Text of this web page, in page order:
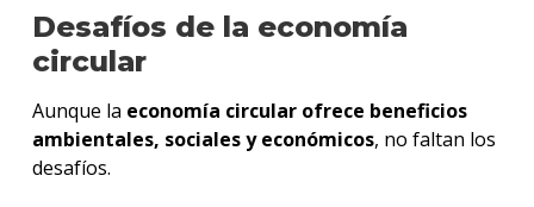
Desafíos de la economía
circular
Aunque la economía circular ofrece beneficios
ambientales, sociales y económicos, no faltan los
desafíos.